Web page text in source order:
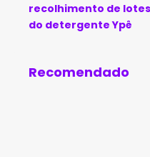
recolhimento de lotes
do detergente Ypê
Recomendado